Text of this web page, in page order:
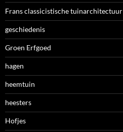
Frans classicistische tuinarchitectuur
geschiedenis
Groen Erfgoed
hagen
heemtuin
heesters
Hofjes